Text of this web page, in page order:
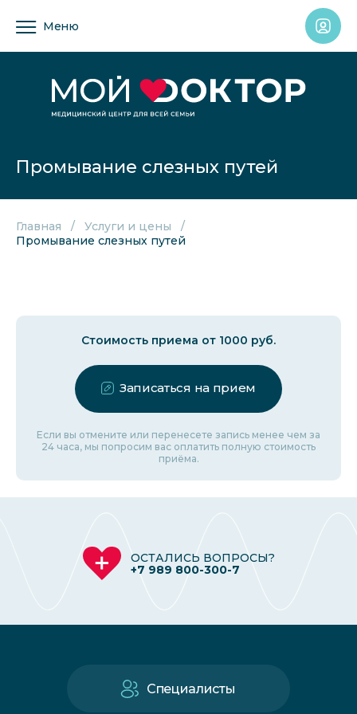
Меню
Промывание слезных путей
Главная
Услуги и цены
Промывание слезных путей
Стоимость приема от 1000 руб.
Записаться на прием
Если вы отмените или перенесете запись менее чем за
24 часа, мы попросим вас оплатить полную стоимость
приёма.
ОСТАЛИСЬ ВОПРОСЫ?
+7 989 800-300-7
Специалисты